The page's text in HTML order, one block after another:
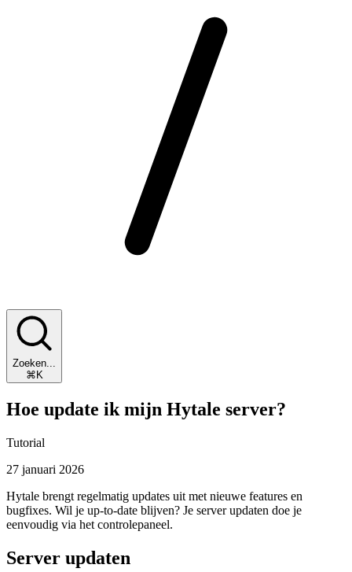
Zoeken...
⌘K
Hoe update ik mijn Hytale server?
Tutorial
27 januari 2026
Hytale brengt regelmatig updates uit met nieuwe features en
bugfixes. Wil je up-to-date blijven? Je server updaten doe je
eenvoudig via het controlepaneel.
Server updaten